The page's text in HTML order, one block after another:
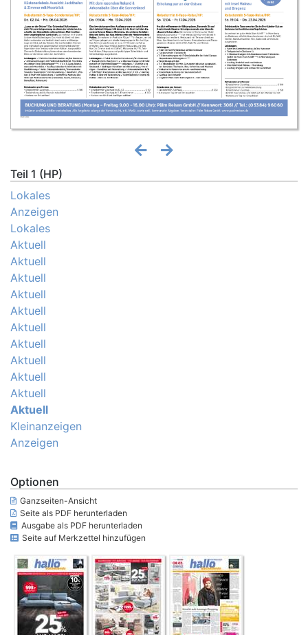
Teil 1 (HP)
Lokales
Anzeigen
Lokales
Aktuell
Aktuell
Aktuell
Aktuell
Aktuell
Aktuell
Aktuell
Aktuell
Aktuell
Aktuell
Aktuell
Kleinanzeigen
Anzeigen
Optionen
Ganzseiten-Ansicht
Seite als PDF herunterladen
Ausgabe als PDF herunterladen
Seite auf Merkzettel hinzufügen